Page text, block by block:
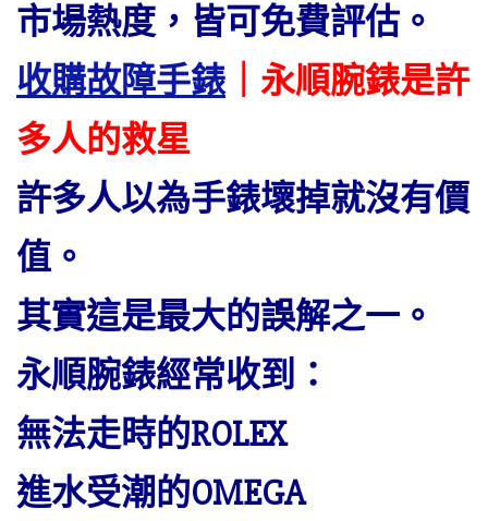
市場熱度，皆可免費評估。
收購故障手錶｜永順腕錶是許
多人的救星
許多人以為手錶壞掉就沒有價
值。
其實這是最大的誤解之一。
永順腕錶經常收到：
無法走時的ROLEX
進水受潮的OMEGA